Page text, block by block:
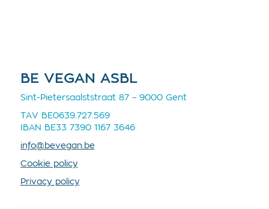
BE VEGAN ASBL
Sint-Pietersaalststraat 87 – 9000 Gent
TAV BE0639.727.569
IBAN BE33 7390 1167 3646
info@bevegan.be
Cookie policy
Privacy policy